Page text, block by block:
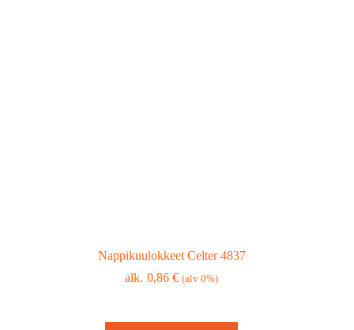
Nappikuulokkeet Celter 4837
0,86€ (alv 0%)